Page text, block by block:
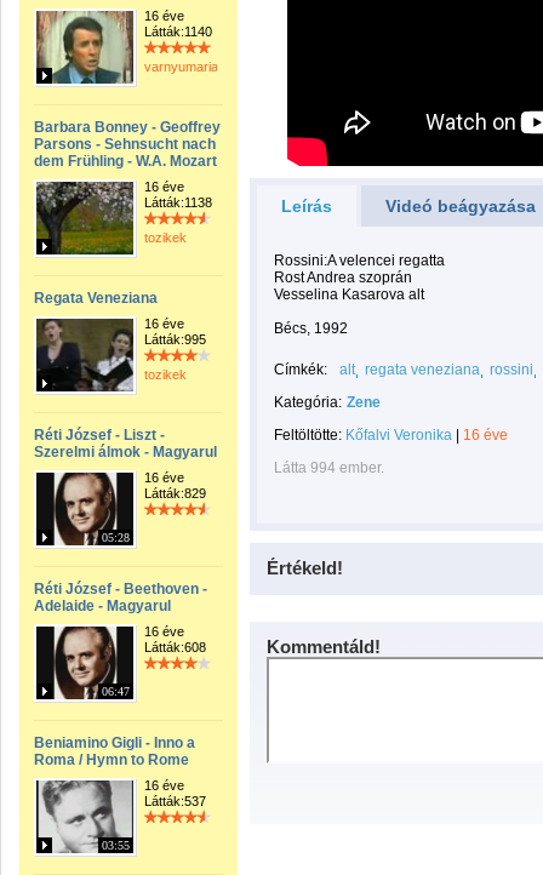
16 éve
Látták:1140
varnyumaria
Barbara Bonney - Geoffrey
Parsons - Sehnsucht nach
dem Frühling - W.A. Mozart
16 éve
Látták:1138
tozikek
Regata Veneziana
16 éve
Látták:995
tozikek
Réti József - Liszt -
Szerelmi álmok - Magyarul
05:28
16 éve
Látták:829
Réti József - Beethoven -
Adelaide - Magyarul
06:47
16 éve
Látták:608
Beniamino Gigli - Inno a
Roma / Hymn to Rome
03:55
16 éve
Látták:537
Leírás Videó beágyazása
Rossini:A velencei regatta
Rost Andrea szoprán
Vesselina Kasarova alt
Bécs, 1992
Címkék: alt regata veneziana rossini
Kategória: Zene
Feltöltötte: Kőfalvi Veronika
16 éve
Látta 994 ember.
Értékeld!
Kommentáld!